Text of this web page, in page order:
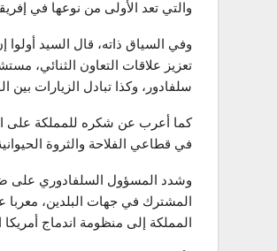
والتي تعد الأولى من نوعها في
وفي السياق ذاته، قال السيد
تعزيز علاقات التعاون الثنائي،
سلفادور، وكذا تبادل الزيارات بين
كما أعرب عن شكره للمملكة على
في قطاعي الفلاحة والثروة
وشدد المسؤول السلفادوري على
المشترك في جهات البلدين، معربا
المملكة إلى منظومة اندماج